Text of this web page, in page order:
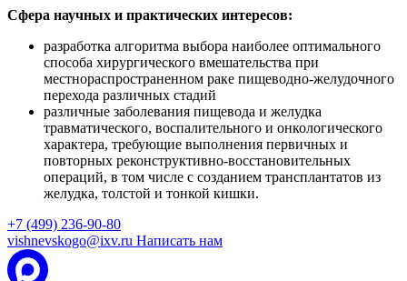
Сфера научных и практических интересов:
разработка алгоритма выбора наиболее оптимального
способа хирургического вмешательства при
местнораспространенном раке пищеводно-желудочного
перехода различных стадий
различные заболевания пищевода и желудка
травматического, воспалительного и онкологического
характера, требующие выполнения первичных и
повторных реконструктивно-восстановительных
операций, в том числе с созданием трансплантатов из
желудка, толстой и тонкой кишки.
+7 (499) 236-90-80
vishnevskogo@ixv.ru Написать нам